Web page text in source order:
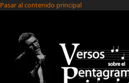
Pasar al contenido principal